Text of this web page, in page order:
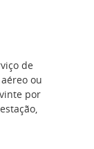
de
ou
por